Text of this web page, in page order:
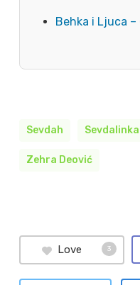
Behka i Ljuca
Sevdah Sevdalinka
Zehra Deović
Love 3